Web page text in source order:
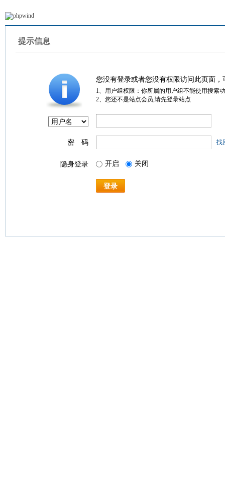
提示信息
您没有登录或者您没有权限访问此页面
1、用户组权限：你所属的用户组不能使用搜索
2、您还不是站点会员,请先登录站点
密 码 找
隐身登录 开启 关闭
登录